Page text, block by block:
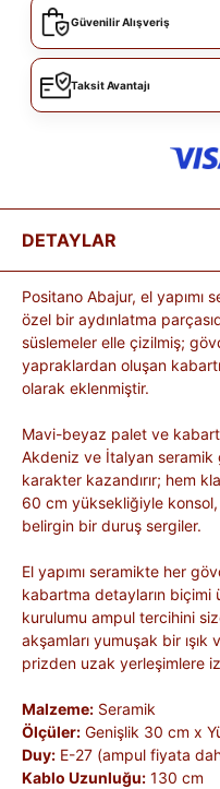
Güvenilir Alışveriş
Taksit Avantajı
DETAYLAR
Positano Abajur, el yapımı
özel bir aydınlatma
süslemeler elle çizilmiş;
yapraklardan oluşan
olarak eklenmiştir.
Mavi-beyaz palet ve
Akdeniz ve İtalyan seramik
karakter kazandırır; hem
60 cm yüksekliğiyle konsol,
belirgin bir duruş sergiler.
El yapımı seramikte her
kabartma detayların biçimi
kurulumu ampul tercihini
akşamları yumuşak bir
prizden uzak yerleşimlere
Malzeme: Seramik
Ölçüler: Genişlik 30 cm x
Duy: E-27 (ampul fiyata
Kablo Uzunluğu: 130 cm